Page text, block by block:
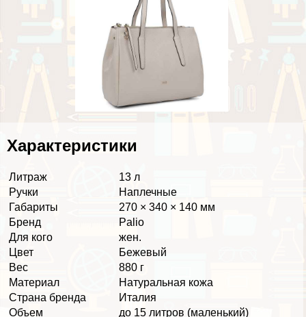
Хаpaктеристики
Литраж
13 л
Ручки
Наплечные
Габариты
270 × 340 × 140 мм
Бренд
Palio
Для кого
жен.
Цвет
Бежевый
Вес
880 г
Материал
Натуральная кожа
Страна бренда
Италия
Объем
до 15 литров (маленький)